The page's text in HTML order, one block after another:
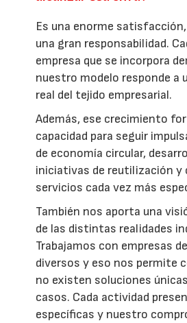
Es una enorme
una gran responsabilidad.
empresa que se incorpora
nuestro modelo responde a
real del tejido empresarial.
Además, ese crecimiento
capacidad para seguir
de economía circular,
iniciativas de reutilización y
servicios cada vez más
También nos aporta una
de las distintas realidades
Trabajamos con empresas
diversos y eso nos permite
no existen soluciones
casos. Cada actividad
específicas y nuestro